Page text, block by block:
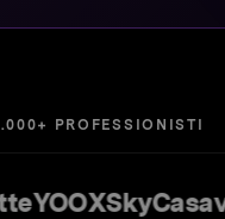
PROFESSIONISTI
SkyCasavo